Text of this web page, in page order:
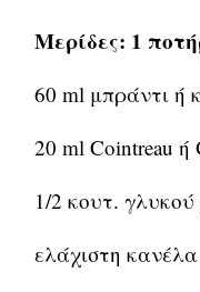
Μερίδες: 1
60 ml μπράντι ή
20 ml Cointreau ή
1/2 κουτ. γλυκού
ελάχιστη